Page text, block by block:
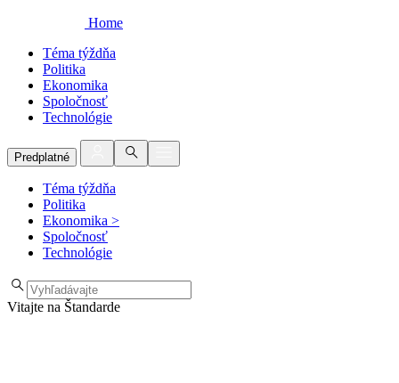
Home
Téma týždňa
Politika
Ekonomika
Spoločnosť
Technológie
Predplatné
Téma týždňa
Politika
Ekonomika >
Spoločnosť
Technológie
Vitajte na Štandarde